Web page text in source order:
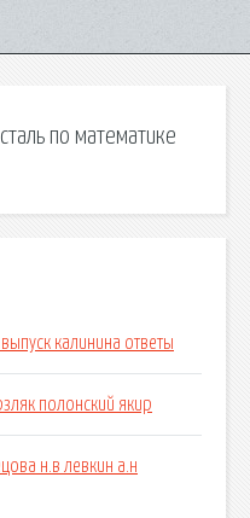
по математике
калинина ответы
полонский якир
н.в левкин а.н